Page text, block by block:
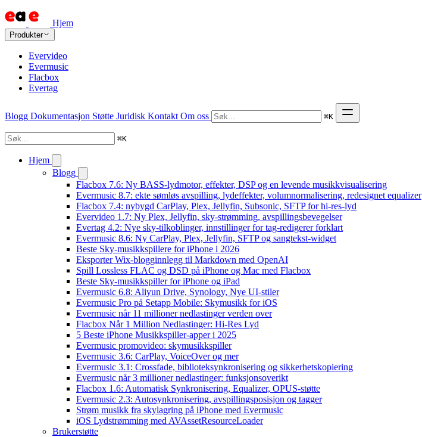
Hjem
Produkter
Evervideo
Evermusic
Flacbox
Evertag
Blogg Dokumentasjon Støtte Juridisk Kontakt Om oss ⌘K
⌘K
Hjem
Blogg
Flacbox 7.6: Ny BASS-lydmotor, effekter, DSP og en levende musikkvisualisering
Evermusic 8.7: ekte sømløs avspilling, lydeffekter, volumnormalisering, redesignet equalizer
Flacbox 7.4: nybygd CarPlay, Plex, Jellyfin, Subsonic, SFTP for hi-res-lyd
Evervideo 1.7: Ny Plex, Jellyfin, sky-strømming, avspillingsbevegelser
Evertag 4.2: Nye sky-tilkoblinger, innstillinger for tag-redigerer forklart
Evermusic 8.6: Ny CarPlay, Plex, Jellyfin, SFTP og sangtekst-widget
Beste Sky-musikkspillere for iPhone i 2026
Eksporter Wix-blogginnlegg til Markdown med OpenAI
Spill Lossless FLAC og DSD på iPhone og Mac med Flacbox
Beste Sky-musikkspiller for iPhone og iPad
Evermusic 6.8: Aliyun Drive, Synology, Nye UI-stiler
Evermusic Pro på Setapp Mobile: Skymusikk for iOS
Evermusic når 11 millioner nedlastinger verden over
Flacbox Når 1 Million Nedlastinger: Hi-Res Lyd
5 Beste iPhone Musikkspiller-apper i 2025
Evermusic promovideo: skymusikkspiller
Evermusic 3.6: CarPlay, VoiceOver og mer
Evermusic 3.1: Crossfade, biblioteksynkronisering og sikkerhetskopiering
Evermusic når 3 millioner nedlastinger: funksjonsoverikt
Flacbox 1.6: Automatisk Synkronisering, Equalizer, OPUS-støtte
Evermusic 2.3: Autosynkronisering, avspillingsposisjon og tagger
Strøm musikk fra skylagring på iPhone med Evermusic
iOS Lydstrømming med AVAssetResourceLoader
Brukerstøtte